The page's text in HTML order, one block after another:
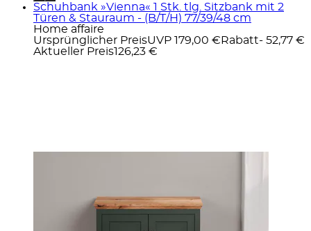
Schuhbank »Vienna« 1 Stk. tlg. Sitzbank mit 2
Türen & Stauraum - (B/T/H) 77/39/48 cm
Home affaire
Ursprünglicher PreisUVP 179,00 € Rabatt- 52,77 €
Aktueller Preis126,23 €